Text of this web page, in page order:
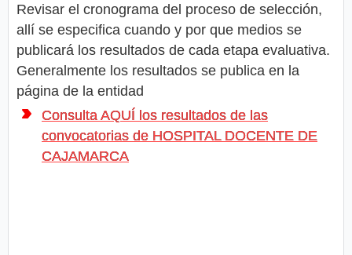
Revisar el cronograma del proceso de selección,
allí se especifica cuando y por que medios se
publicará los resultados de cada etapa evaluativa.
Generalmente los resultados se publica en la
página de la entidad
Consulta AQUÍ los resultados de las
convocatorias de HOSPITAL DOCENTE DE
CAJAMARCA